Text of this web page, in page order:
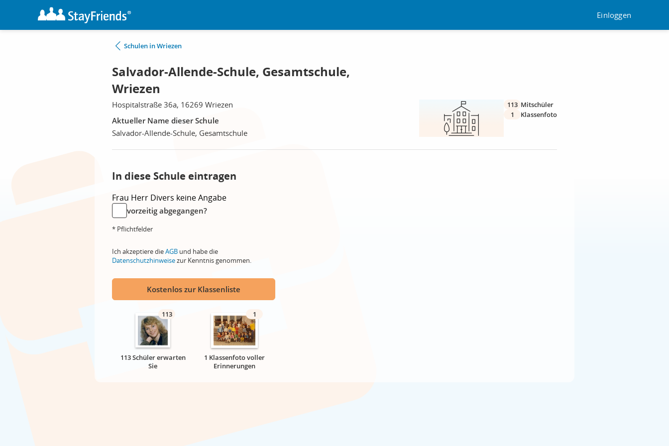
Einloggen
Schulen in Wriezen
Salvador-Allende-Schule, Gesamtschule,
Wriezen
Hospitalstraße 36a, 16269 Wriezen
Aktueller Name dieser Schule
Salvador-Allende-Schule, Gesamtschule
113 Mitschüler
1
Klassenfoto
In diese Schule eintragen
Frau Herr Divers keine Angabe
vorzeitig abgegangen?
* Pflichtfelder
Ich akzeptiere dieAGB und habe die
Datenschutzhinweisezur Kenntnis genommen.
Kostenlos zur Klassenliste
113
113 Schüler erwarten
Sie
1
1 Klassenfoto voller
Erinnerungen